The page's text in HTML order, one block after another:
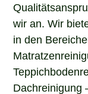
wir an. Wir
in den
Dachreinigung